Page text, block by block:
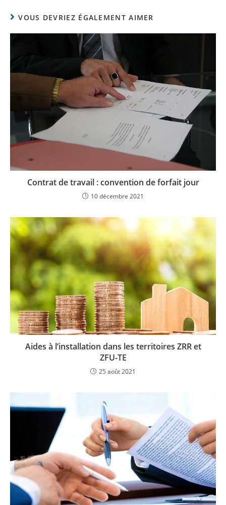
VOUS DEVRIEZ ÉGALEMENT AIMER
Contrat de travail : convention de forfait jour
10 décembre 2021
Aides à l’installation dans les territoires ZRR et
ZFU-TE
25 août 2021